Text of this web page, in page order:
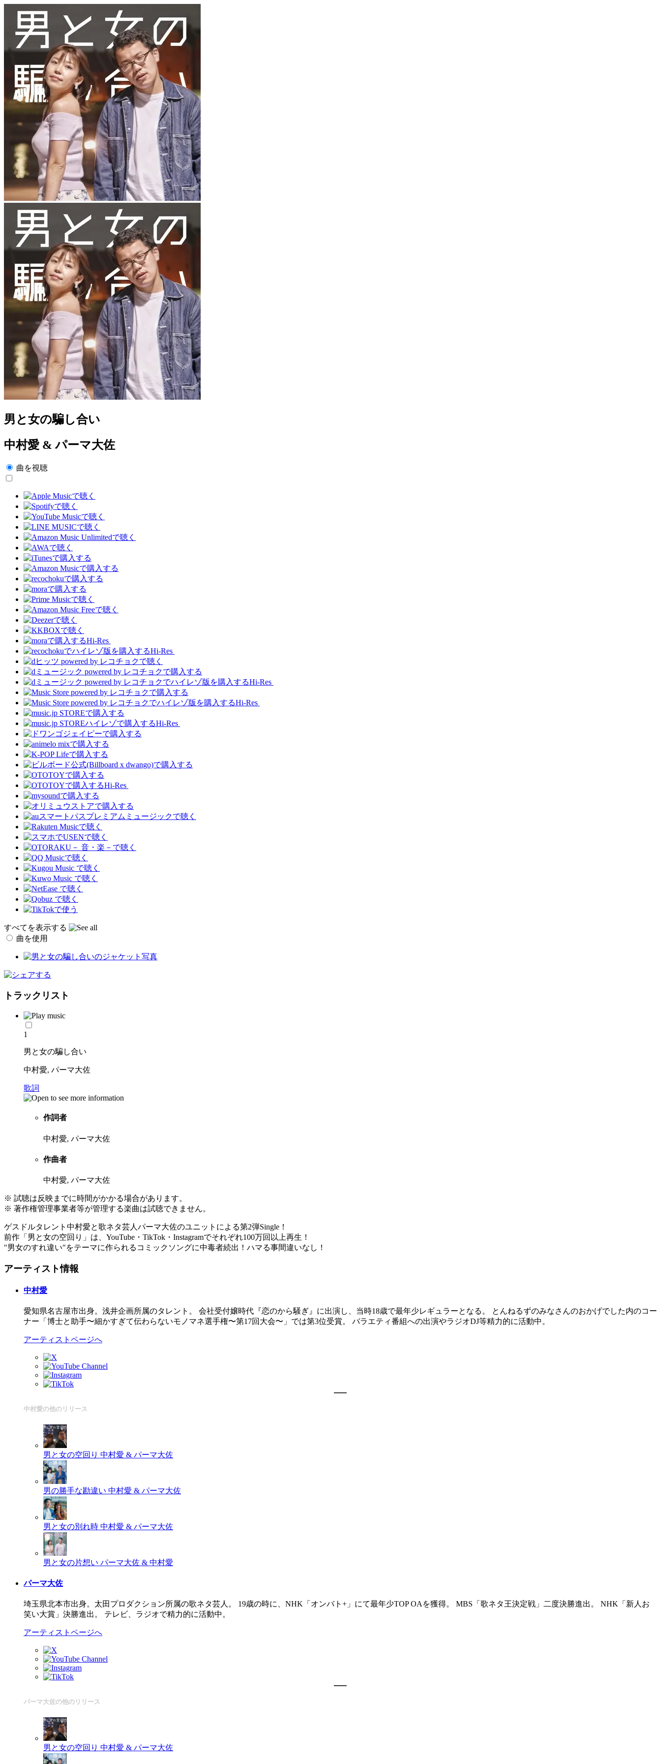
男と女の騙し合い
中村愛 & パーマ大佐
曲を視聴
Hi-Res
Hi-Res
Hi-Res
Hi-Res
Hi-Res
Hi-Res
すべてを表示する
曲を使用
トラックリスト
1
男と女の騙し合い
中村愛, パーマ大佐
歌詞
作詞者
中村愛, パーマ大佐
作曲者
中村愛, パーマ大佐
※ 試聴は反映までに時間がかかる場合があります。
※ 著作権管理事業者等が管理する楽曲は試聴できません。
ゲスドルタレント中村愛と歌ネタ芸人パーマ大佐のユニットによる第2弾Single！
前作「男と女の空回り」は、YouTube・TikTok・Instagramでそれぞれ100万回以上再生！
"男女のすれ違い"をテーマに作られるコミックソングに中毒者続出！ハマる事間違いなし！
アーティスト情報
中村愛
愛知県名古屋市出身。浅井企画所属のタレント。 会社受付嬢時代『恋のから騒ぎ』に出演し、当時18歳で最年少レギュラーとなる。 とんねるずのみなさんのおかげでした内のコー
ナー「博士と助手〜細かすぎて伝わらないモノマネ選手権〜第17回大会〜」では第3位受賞。 バラエティ番組への出演やラジオDJ等精力的に活動中。
アーティストページへ
中村愛の他のリリース
男と女の空回り 中村愛 & パーマ大佐
男の勝手な勘違い 中村愛 & パーマ大佐
男と女の別れ時 中村愛 & パーマ大佐
男と女の片想い パーマ大佐 & 中村愛
パーマ大佐
埼玉県北本市出身。太田プロダクション所属の歌ネタ芸人。 19歳の時に、NHK「オンバト+」にて最年少TOP OAを獲得。 MBS「歌ネタ王決定戦」二度決勝進出。 NHK「新人お
笑い大賞」決勝進出。 テレビ、ラジオで精力的に活動中。
アーティストページへ
パーマ大佐の他のリリース
男と女の空回り 中村愛 & パーマ大佐